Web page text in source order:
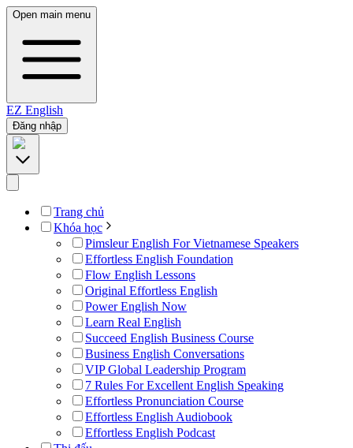
Open main menu
EZ English
Đăng nhập
Trang chủ
Khóa học
Pimsleur English For Vietnamese Speakers
Effortless English Foundation
Flow English Lessons
Original Effortless English
Power English Now
Learn Real English
Succeed English Business Course
Business English Conversations
VIP Global Leadership Program
7 Rules For Excellent English Speaking
Effortless Pronunciation Course
Effortless English Audiobook
Effortless English Podcast